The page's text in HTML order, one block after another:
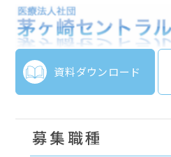
資料ダウンロード
募集職種